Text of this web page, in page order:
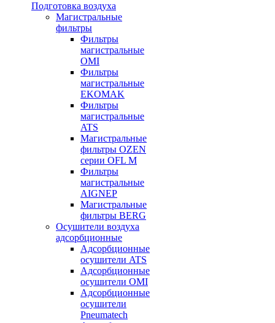
Подготовка воздуха
Магистральные
фильтры
Фильтры
магистральные
OMI
Фильтры
магистральные
EKOMAK
Фильтры
магистральные
ATS
Магистральные
фильтры OZEN
серии OFL M
Фильтры
магистральные
AIGNEP
Магистральные
фильтры BERG
Осушители воздуха
адсорбционные
Адсорбционные
осушители ATS
Адсорбционные
осушители OMI
Адсорбционные
осушители
Pneumatech